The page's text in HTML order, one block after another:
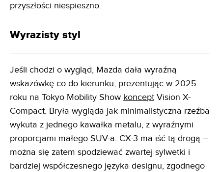
przyszłości niespieszno.
Wyrazisty styl
Jeśli chodzi o wygląd, Mazda dała wyraźną
wskazówkę co do kierunku, prezentując w 2025
roku na Tokyo Mobility Show koncept Vision X-
Compact. Bryła wygląda jak minimalistyczna rzeźba
wykuta z jednego kawałka metalu, z wyraźnymi
proporcjami małego SUV-a. CX-3 ma iść tą drogą –
można się zatem spodziewać zwartej sylwetki i
bardziej współczesnego języka designu, zgodnego